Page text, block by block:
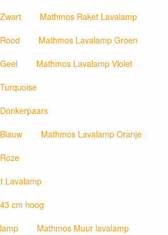
Mathmos Raket Lavalamp
Mathmos Lavalamp Groen
Mathmos Lavalamp Violet
Mathmos Lavalamp Oranje
Lavalamp
cm hoog
Mathmos Muur lavalamp